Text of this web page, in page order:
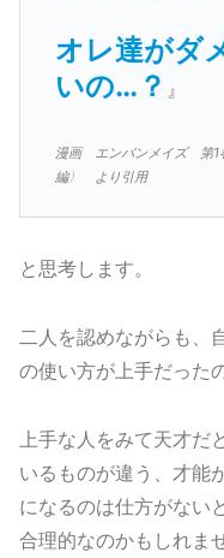
オレ達がダ
いの…？ 』
漫画 エンバンメイズ 第
編〉 より引用
と思考します。
二人を認めながらも、
の使い方が上手だった
上手な人をみて天才だ
いるものが違う、才能
になるのは仕方がない
合理的なのかもしれま